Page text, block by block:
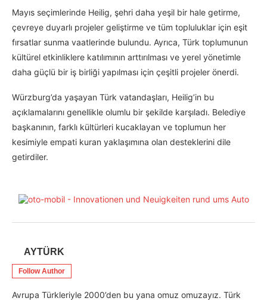
Mayıs seçimlerinde Heilig, şehri daha yeşil bir hale getirme,
çevreye duyarlı projeler geliştirme ve tüm topluluklar için eşit
fırsatlar sunma vaatlerinde bulundu. Ayrıca, Türk toplumunun
kültürel etkinliklere katılımının arttırılması ve yerel yönetimle
daha güçlü bir iş birliği yapılması için çeşitli projeler önerdi.
Würzburg’da yaşayan Türk vatandaşları, Heilig’in bu
açıklamalarını genellikle olumlu bir şekilde karşıladı. Belediye
başkanının, farklı kültürleri kucaklayan ve toplumun her
kesimiyle empati kuran yaklaşımına olan desteklerini dile
getirdiler.
AYTÜRK
Follow Author
Avrupa Türkleriyle 2000’den bu yana omuz omuzayız. Türk